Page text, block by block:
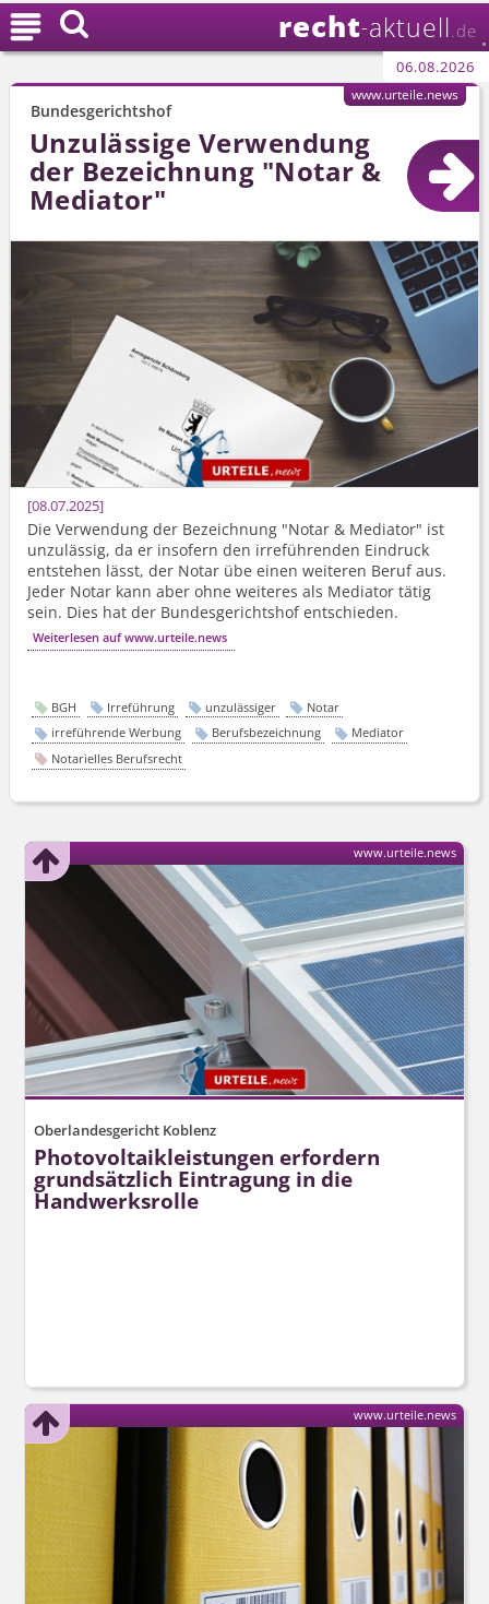
recht-aktuell .de
06.08.2026

Bundesgerichtshof
Unzulässige Verwendung
der Bezeichnung "Notar &
Mediator"
08.07.2025
Die Verwendung der Bezeichnung "Notar & Mediator" ist
unzulässig, da er insofern den irreführenden Eindruck
entstehen lässt, der Notar übe einen weiteren Beruf aus.
Jeder Notar kann aber ohne weiteres als Mediator tätig
sein. Dies hat der Bundesgerichtshof entschieden.
Weiterlesen auf www.urteile.news
www.urteile.news
BGH Irreführung unzulässiger
Notar
irreführende Werbung
Berufsbezeichnung
Mediator
Notarielles Berufsrecht
Oberlandesgericht Koblenz
Photovolta­ikleistungen erfordern
grundsätzlich Eintragung in die
Handwerksrolle
www.urteile.news
www.urteile.news